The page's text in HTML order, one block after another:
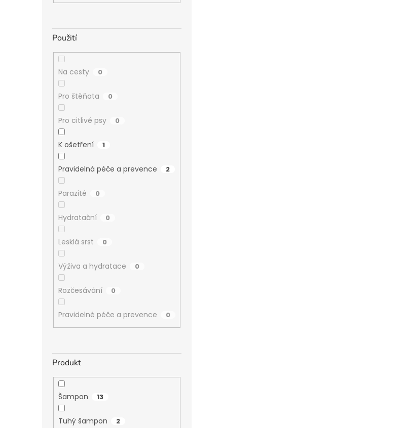
Použití
Na cesty 0
Pro štěňata 0
Pro citlivé psy 0
K ošetření 1
Pravidelná péče a prevence 2
Parazité 0
Hydratační 0
Lesklá srst 0
Výživa a hydratace 0
Rozčesávání 0
Pravidelné péče a prevence 0
Produkt
Šampon 13
Tuhý šampon 2